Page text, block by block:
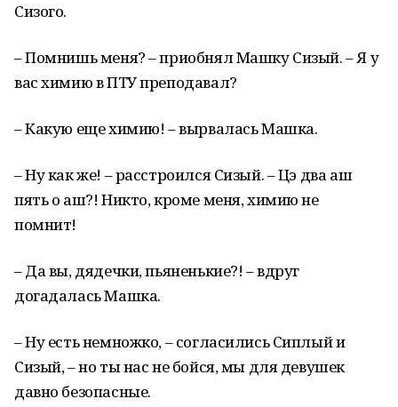
Сизого.
– Помнишь меня? – приобнял Машку Сизый. – Я у
вас химию в ПТУ преподавал?
– Какую еще химию! – вырвалась Машка.
– Ну как же! – расстроился Сизый. – Цэ два аш
пять о аш?! Никто, кроме меня, химию не
помнит!
– Да вы, дядечки, пьяненькие?! – вдруг
догадалась Машка.
– Ну есть немножко, – согласились Сиплый и
Сизый, – но ты нас не бойся, мы для девушек
давно безопасные.